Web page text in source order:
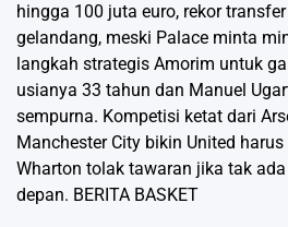
hingga 100 juta euro, rekor
gelandang, meski Palace minta
langkah strategis Amorim untuk
usianya 33 tahun dan Manuel
sempurna. Kompetisi ketat dari
Manchester City bikin United
Wharton tolak tawaran jika tak
depan. BERITA BASKET